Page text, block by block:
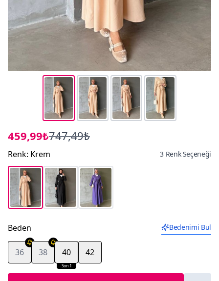
459,99₺747,49₺
Renk: Krem 3 Renk Seçeneği
Beden Bedenimi Bul
36 38
Son 1
40 42